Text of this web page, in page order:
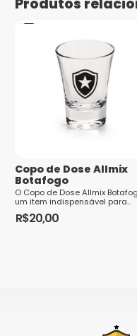
*
como seus dados
processados
Produtos
Copo de Dose Allmix
Botafogo
O Copo de Dose Allmix
um item indispensável para...
R$20,00